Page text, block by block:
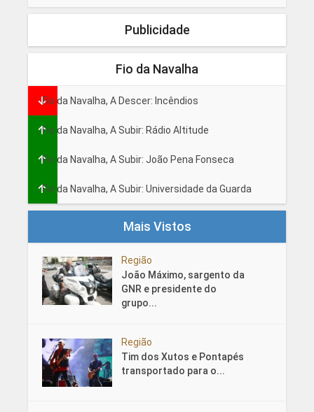
Publicidade
Fio da Navalha
Fio da Navalha, A Descer: Incêndios
Fio da Navalha, A Subir: Rádio Altitude
Fio da Navalha, A Subir: João Pena Fonseca
Fio da Navalha, A Subir: Universidade da Guarda
Mais Vistos
Região
João Máximo, sargento da
GNR e presidente do
grupo...
Região
Tim dos Xutos e Pontapés
transportado para o...